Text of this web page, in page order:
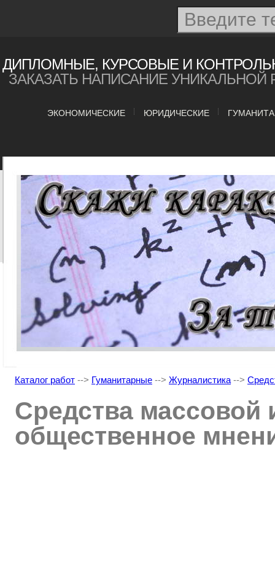
ДИПЛОМНЫЕ, КУРСОВЫЕ И
ЗАКАЗАТЬ НАПИСАНИЕ
ЭКОНОМИЧЕСКИЕ ЮРИДИЧЕСКИЕ
Каталог работ --> Гуманитарные --> Журналистика -->
Средства
общественное